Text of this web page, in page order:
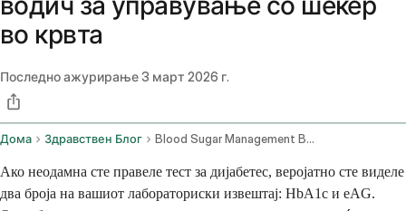
во крвта
Последно ажурирање3 март 2026 г.
Дома Здравствен Блог Blood Sugar Management Based On Hba1c And Eag Lab Reports
Ако неодамна сте правеле тест за дијабетес, веројатно сте виделе
два броја на вашиот лабораториски извештај: HbA1c и eAG.